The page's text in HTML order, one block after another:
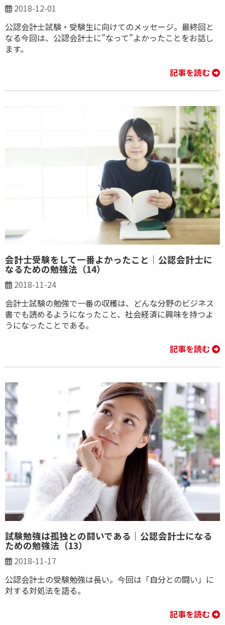
2018-12-01
公認会計士試験・受験生に向けてのメッセージ。最終回と
なる今回は、公認会計士に”なって”よかったことをお話し
ます。
記事を読む
会計士受験をして一番よかったこと｜公認会計士に
なるための勉強法（14）
2018-11-24
会計士試験の勉強で一番の収穫は、どんな分野のビジネス
書でも読めるようになったこと、社会経済に興味を持つよ
うになったことである。
記事を読む
試験勉強は孤独との闘いである｜公認会計士になる
ための勉強法（13）
2018-11-17
公認会計士の受験勉強は長い。今回は「自分との闘い」に
対する対処法を語る。
記事を読む